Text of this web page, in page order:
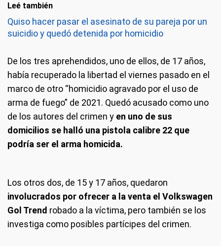
Leé también
Quiso hacer pasar el asesinato de su pareja por un
suicidio y quedó detenida por homicidio
De los tres aprehendidos, uno de ellos, de 17 años,
había recuperado la libertad el viernes pasado en el
marco de otro “homicidio agravado por el uso de
arma de fuego” de 2021. Quedó acusado como uno
de los autores del crimen y en uno de sus
domicilios se halló una pistola calibre 22 que
podría ser el arma homicida.
Los otros dos, de 15 y 17 años, quedaron
involucrados por ofrecer a la venta el Volkswagen
Gol Trend robado a la víctima, pero también se los
investiga como posibles partícipes del crimen.